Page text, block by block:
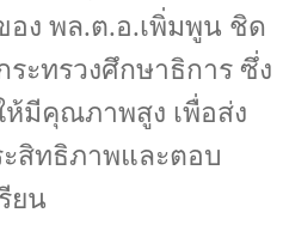
อง พล.ต.อ.เพิ่มพูน ชิด
ะทรวงศึกษาธิการ ซึ่ง
มีคุณภาพสูง เพื่อส่ง
ะสิทธิภาพและตอบ
ยน